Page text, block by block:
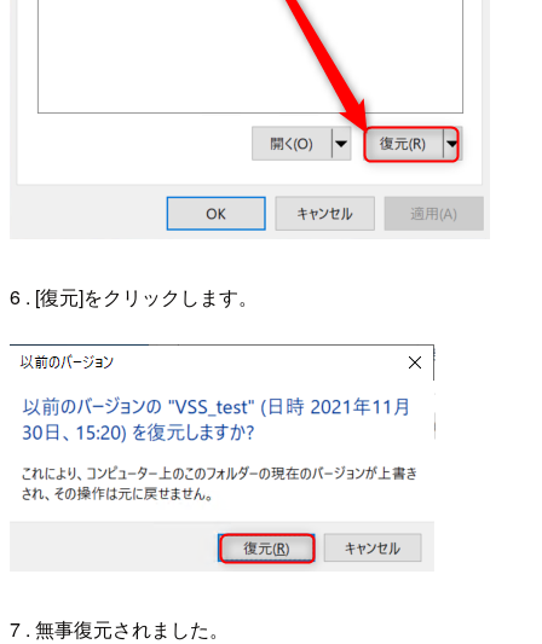
6 . [復元]をクリックします。
7 . 無事復元されました。